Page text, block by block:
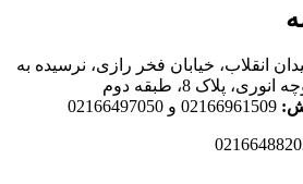
انقلاب، خیابان فخر رازی، نرسیده به
پلاک 8، طبقه دوم
02166961509 و 02166497050